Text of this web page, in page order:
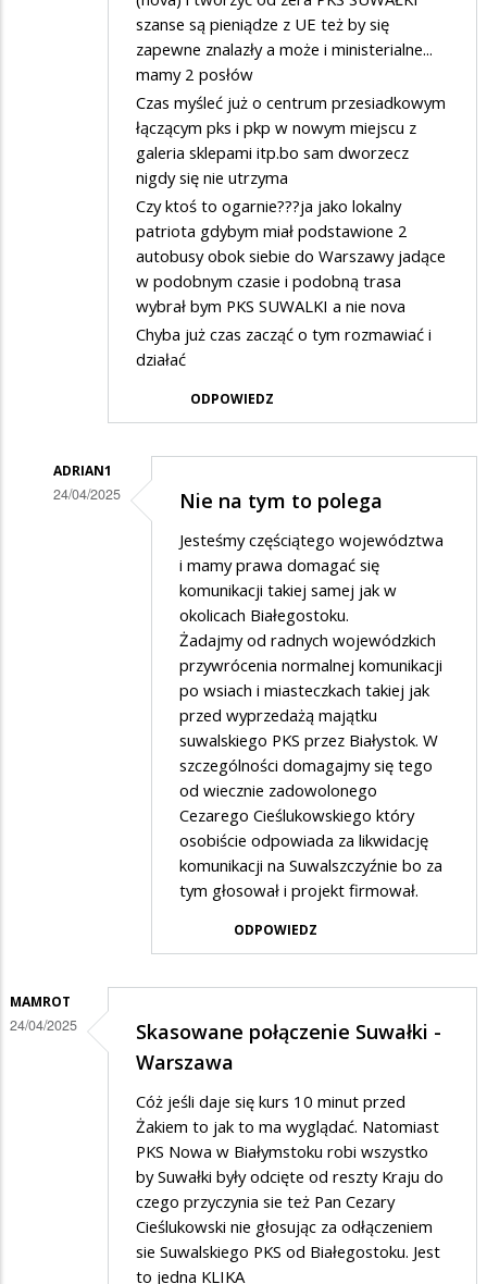
szanse są pieniądze z UE też by się
zapewne znalazły a może i ministerialne...
mamy 2 posłów
Czas myśleć już o centrum przesiadkowym
łączącym pks i pkp w nowym miejscu z
galeria sklepami itp.bo sam dworzecz
nigdy się nie utrzyma
Czy ktoś to ogarnie???ja jako lokalny
patriota gdybym miał podstawione 2
autobusy obok siebie do Warszawy jadące
w podobnym czasie i podobną trasa
wybrał bym PKS SUWALKI a nie nova
Chyba już czas zacząć o tym rozmawiać i
działać
ODPOWIEDZ
ADRIAN1
24/04/2025 Nie na tym to polega
Jesteśmy częściątego województwa
i mamy prawa domagać się
komunikacji takiej samej jak w
okolicach Białegostoku.
Żadajmy od radnych wojewódzkich
przywrócenia normalnej komunikacji
po wsiach i miasteczkach takiej jak
przed wyprzedażą majątku
suwalskiego PKS przez Białystok. W
szczególności domagajmy się tego
od wiecznie zadowolonego
Cezarego Cieślukowskiego który
osobiście odpowiada za likwidację
komunikacji na Suwalszczyźnie bo za
tym głosował i projekt firmował.
ODPOWIEDZ
MAMROT
24/04/2025
Skasowane połączenie Suwałki -
Warszawa
Cóż jeśli daje się kurs 10 minut przed
Żakiem to jak to ma wyglądać. Natomiast
PKS Nowa w Białymstoku robi wszystko
by Suwałki były odcięte od reszty Kraju do
czego przyczynia sie też Pan Cezary
Cieślukowski nie głosując za odłączeniem
sie Suwalskiego PKS od Białegostoku. Jest
to jedna KLIKA